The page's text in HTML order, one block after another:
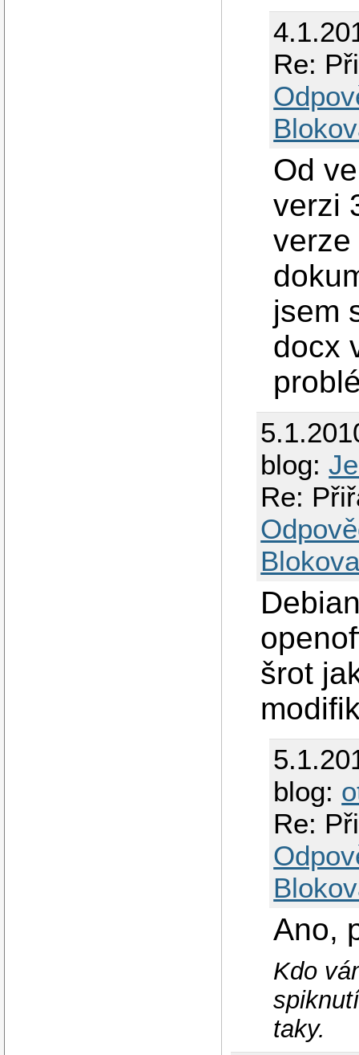
Re:
Od
verzi
jsem
docx
blog:
Re:
šrot
blog:
Re:
Ano,
Kdo
taky.